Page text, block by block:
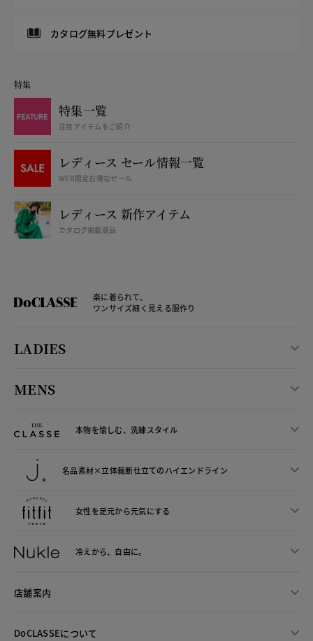
カタログ無料プレゼント
特集
特集一覧
注目アイテムをご紹介
レディース セール情報一覧
WEB限定お得なセール
レディース 新作アイテム
カタログ掲載商品
楽に着られて、
ワンサイズ細く見える服作り
LADIES
MENS
本物を愉しむ、洗練スタイル
名品素材×立体裁断仕立てのハイエンドライン
女性を足元から元気にする
冷えから、 自由に。
店舗案内
DoCLASSEについて